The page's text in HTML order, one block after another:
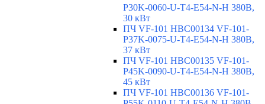
P30K-0060-U-T4-E54-N-H 380В,
30 кВт
ПЧ VF-101 HBC00134 VF-101-
P37K-0075-U-T4-E54-N-H 380В,
37 кВт
ПЧ VF-101 HBC00135 VF-101-
P45K-0090-U-T4-E54-N-H 380В,
45 кВт
ПЧ VF-101 HBC00136 VF-101-